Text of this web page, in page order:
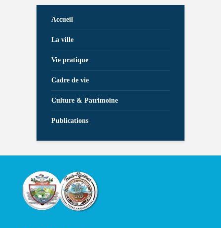
Accueil
La ville
Vie pratique
Cadre de vie
Culture & Patrimoine
Publications